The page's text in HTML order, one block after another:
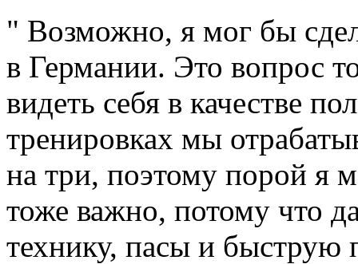
" Возможно, я мог бы
в Германии. Это вопрос
видеть себя в качестве
тренировках мы
на три, поэтому порой я
тоже важно, потому что
технику, пасы и быструю